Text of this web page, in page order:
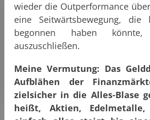
wieder die Outperformance
eine Seitwärtsbewegung, die
begonnen haben
auszuschließen.
Meine Vermutung: Das
Aufblähen der
zielsicher in die Alles-Blase
heißt, Aktien, Edelmetalle,